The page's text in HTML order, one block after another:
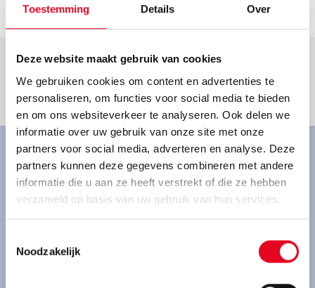
Toestemming Details Over
Deze website maakt gebruik van cookies
We gebruiken cookies om content en advertenties te
personaliseren, om functies voor social media te bieden
en om ons websiteverkeer te analyseren. Ook delen we
informatie over uw gebruik van onze site met onze
partners voor social media, adverteren en analyse. Deze
partners kunnen deze gegevens combineren met andere
informatie die u aan ze heeft verstrekt of die ze hebben
verzameld op basis van uw gebruik van hun services.
Noodzakelijk
Goed om te weten.
Ervaar onze fietsen van
dichtbij
Ben je geïnteresseerd in een Pegasus fiets en wil je